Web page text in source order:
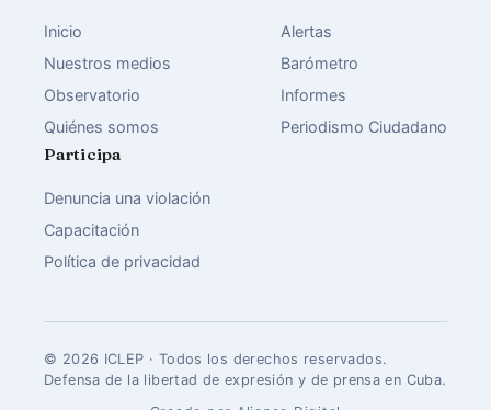
Inicio
Nuestros medios
Observatorio
Quiénes somos
Alertas
Barómetro
Informes
Periodismo Ciudadano
Participa
Denuncia una violación
Capacitación
Política de privacidad
© 2026 ICLEP · Todos los derechos reservados.
Defensa de la libertad de expresión y de prensa en Cuba.